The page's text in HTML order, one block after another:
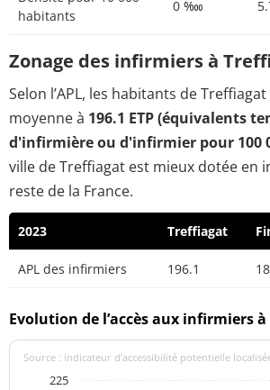
habitants
0 ‱
Zonage des infirmiers à
Selon l’APL, les habitants de
moyenne à 196.1 ETP (équivalents
d'infirmière ou d'infirmier pour 100
ville de Treffiagat est mieux dotée en
reste de la France.
2023 Treffiagat
APL des infirmiers 196.1
Evolution de l’accès aux infirmiers
Source : indicateur d’accessibilité potentielle localisée
225